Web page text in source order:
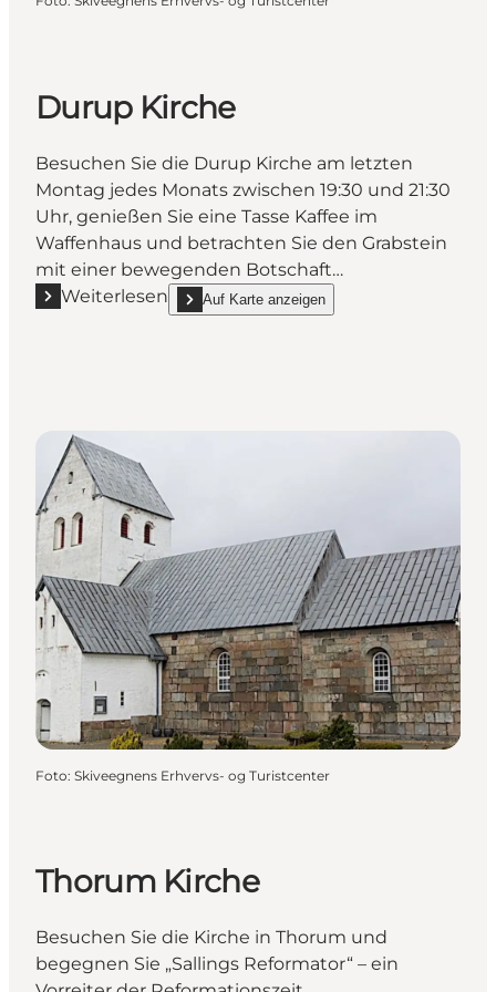
Durup Kirche
Besuchen Sie die Durup Kirche am letzten
Montag jedes Monats zwischen 19:30 und 21:30
Uhr, genießen Sie eine Tasse Kaffee im
Waffenhaus und betrachten Sie den Grabstein
mit einer bewegenden Botschaft…
Weiterlesen
Mehr erfahren "Durup Kirche"
Auf Karte anzeigen
show Durup Kirche on_map
Foto: Skiveegnens Erhvervs- og Turistcenter
Thorum Kirche
Besuchen Sie die Kirche in Thorum und
begegnen Sie „Sallings Reformator“ – ein